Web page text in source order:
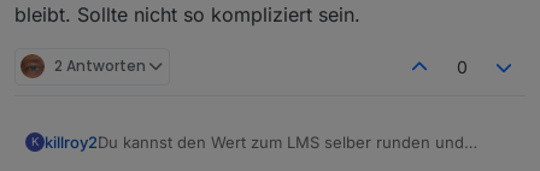
bleibt. Sollte nicht so kompliziert sein.
2 Antworten 0
K killroy2Du kannst den Wert zum LMS selber runden und